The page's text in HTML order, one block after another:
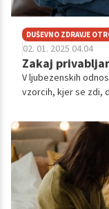
DUŠEVNO ZDRAVJE
02. 01. 2025 04.04
Zakaj
V ljubezenskih
vzorcih, kjer se zdi,